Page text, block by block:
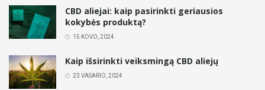
CBD aliejai: kaip pasirinkti geriausios
kokybės produktą?
15 KOVO, 2024
Kaip išsirinkti veiksmingą CBD aliejų
23 VASARIO, 2024